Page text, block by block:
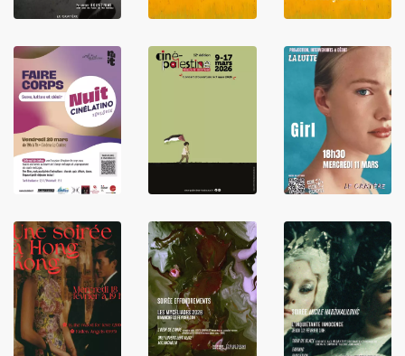
LIRE
LIRE
LIRE
LIRE
LIRE
LIRE